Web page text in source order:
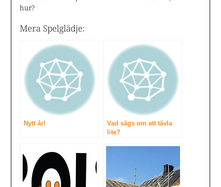
hur?
Mera Spelglädje:
Nytt år!
Vad sägs om att tävla
lite?